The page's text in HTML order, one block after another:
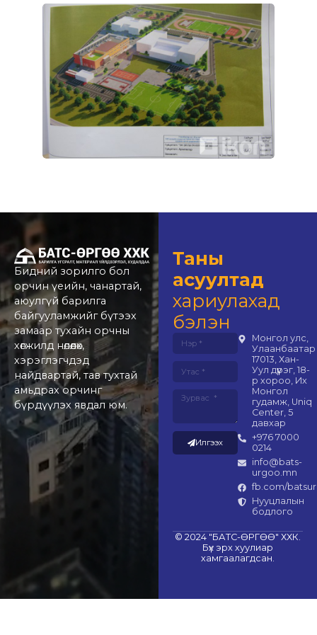
Бидний зорилго бол
орчин үеийн, чанартай,
аюулгүй барилга
байгууламжийг бүтээх
замаар тухайн орчны
хөгжилд нөлөөлөх,
хэрэглэгчдэд
найдвартай, тав тухтай
амьдрах орчинг
бүрдүүлэх явдал юм.
Таны
асуултад
хариулахад
бэлэн
Илгээх
Монгол улс,
Улаанбаатар
17013, Хан-
Уул дүүрэг, 18-
р хороо, Их
Монгол
гудамж, Uniq
Center, 5
давхар
+976 7000
0214
info@bats-
urgoo.mn
fb.com/
Нууцлалын
бодлого
© 2024 "БАТС-ӨРГӨӨ" ХХК.
Бүх эрх хуулиар
хамгаалагдсан.